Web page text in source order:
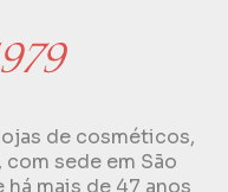
de cosméticos,
sede em São
mais de 47 anos